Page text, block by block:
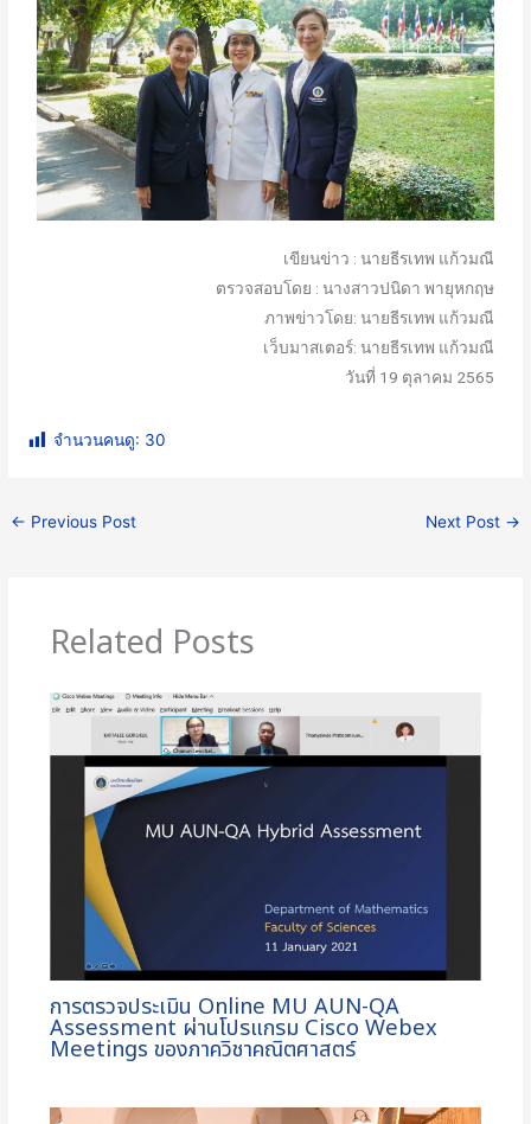
เขียนข่าว : นายธีรเทพ แก้วมณี
ตรวจสอบโดย : นางสาวปนิดา พายุหกฤษ
ภาพข่าวโดย: นายธีรเทพ แก้วมณี
เว็บมาสเตอร์: นายธีรเทพ แก้วมณี
วันที่ 19 ตุลาคม 2565
จำนวนคนดู: 30
← Previous Post Next Post →
Related Posts
การตรวจประเมิน Online MU AUN-QA
Assessment ผ่านโปรแกรม Cisco Webex
Meetings ของภาควิชาคณิตศาสตร์